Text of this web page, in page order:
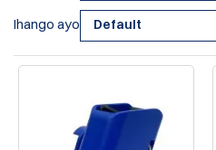
Ihango ayon sa: